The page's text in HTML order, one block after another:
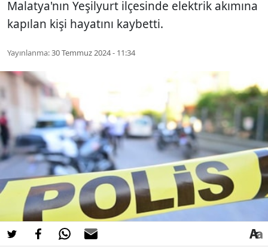
Malatya'nın Yeşilyurt ilçesinde elektrik akımına
kapılan kişi hayatını kaybetti.
Yayınlanma:30 Temmuz 2024 - 11:34